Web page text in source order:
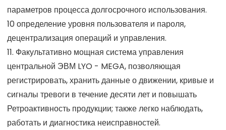
параметров процесса долгосрочного использования.
10 определение уровня пользователя и пароля,
децентрализация операций и управления.
11. Факультативно мощная система управления
центральной ЭВМ LYO - MEGA, позволяющая
регистрировать, хранить данные о движении, кривые и
сигналы тревоги в течение десяти лет и повышать
Ретроактивность продукции; также легко наблюдать,
работать и диагностика неисправностей.